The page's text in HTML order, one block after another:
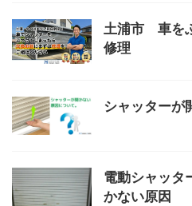
土浦市 車を
修理
シャッターが
電動シャッタ
かない原因